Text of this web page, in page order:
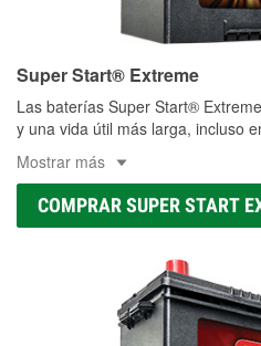
Super Start® Extreme
Las baterías Super Start®
y una vida útil más larga, incluso
Mostrar más
COMPRAR SUPER START